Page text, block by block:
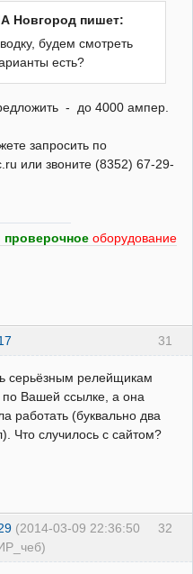
Новгород пишет:
будем смотреть
есть?
- до 4000 ампер.
запросить по
или звоните (8352) 67-29-
проверочное оборудование
31
серьёзным релейщикам
по Вашей ссылке, а она
работать (буквально два
Что случилось с сайтом?
32
(2014-03-09 22:36:50